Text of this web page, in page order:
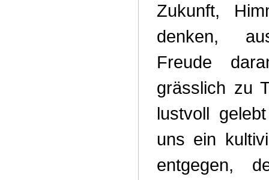
Zukunft,
denken,
Freude
grässlich zu
lustvoll
uns ein
entgegen,